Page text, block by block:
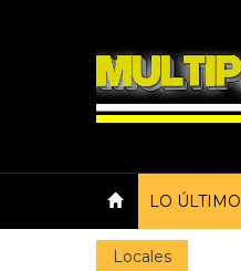
LO ÚLTIMO
Locales